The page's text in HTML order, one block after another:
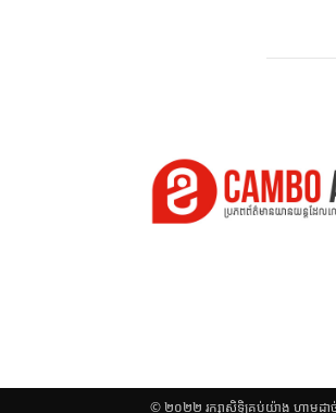
© ២០២២ រក្សាសិទ្ធិគ្រប់យ៉ាង​ ហាមដ